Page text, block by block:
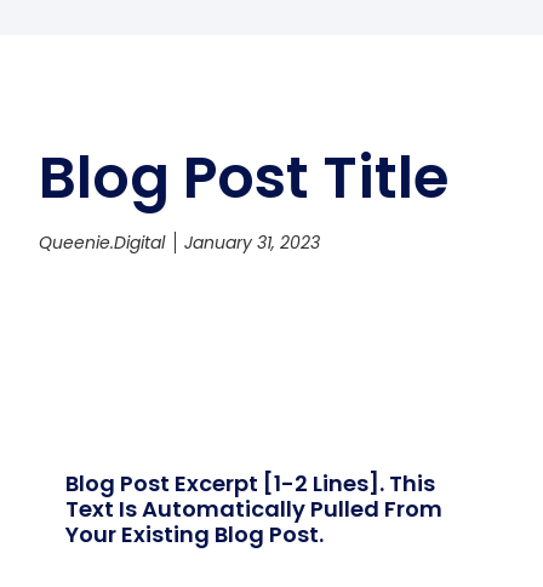
Blog Post Title
Queenie.digital January 31, 2023
Blog Post Excerpt [1-2 Lines]. This
Text Is Automatically Pulled From
Your Existing Blog Post.